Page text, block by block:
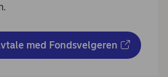
med Fondsvelgeren